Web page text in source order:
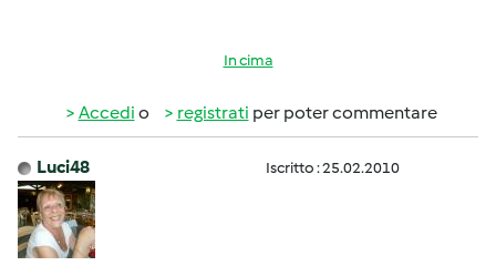
In cima
Accedi o registrati per poter commentare
Luci48 Iscritto : 25.02.2010